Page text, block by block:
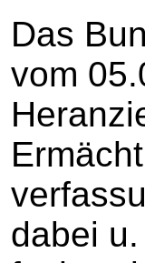
Das
vom
dabei